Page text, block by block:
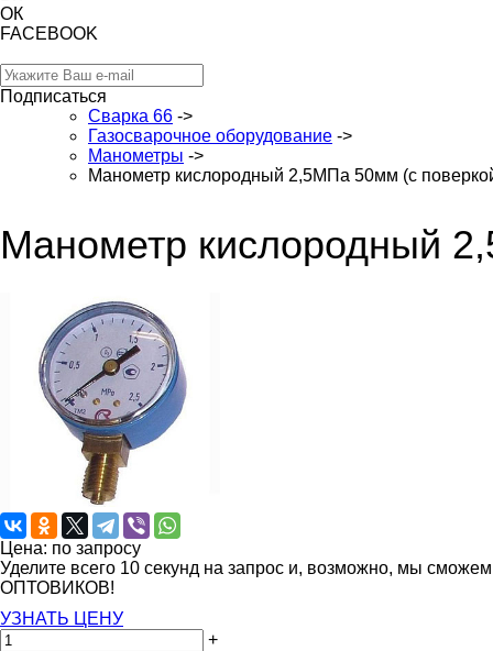
ОК
FACEBOOK
Подписаться
Сварка 66 ->
Газосварочное оборудование ->
Манометры ->
Манометр кислородный 2,5МПа 50мм (с
Манометр кислородный
Цена: по запросу
Уделите всего 10 секунд на запрос и, возможно, мы
ОПТОВИКОВ!
УЗНАТЬ ЦЕНУ
+